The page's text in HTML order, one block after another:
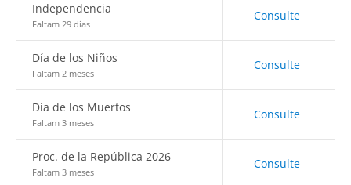
Independencia
Faltam 29 dias
Consulte
Día de los Niños
Faltam 2 meses
Consulte
Día de los Muertos
Faltam 3 meses
Consulte
Proc. de la República 2026
Faltam 3 meses
Consulte